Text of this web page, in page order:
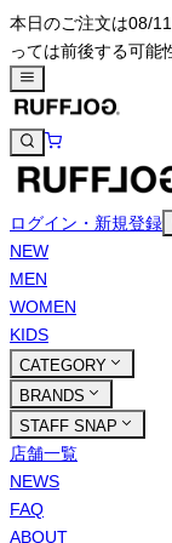
本日のご注文は08/
っては前後する可能
ログイン・新規登録
NEW
MEN
WOMEN
KIDS
CATEGORY
BRANDS
STAFF SNAP
店舗一覧
NEWS
FAQ
ABOUT